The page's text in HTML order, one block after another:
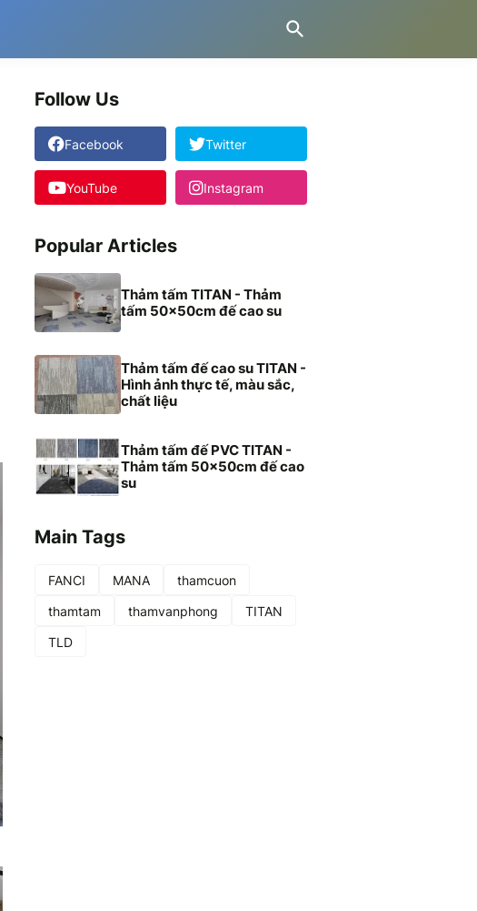
Follow Us
Facebook Twitter
YouTube Instagram
Popular Articles
Thảm tấm TITAN - Thảm
tấm 50x50cm đế cao su
Thảm tấm đế cao su TITAN -
Hình ảnh thực tế, màu sắc,
chất liệu
Thảm tấm đế PVC TITAN -
Thảm tấm 50x50cm đế cao
su
Main Tags
FANCI MANA
thamcuon
thamtam
thamvanphong
TITAN
TLD